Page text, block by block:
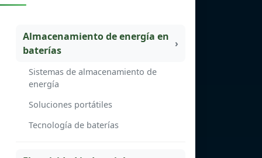
Almacenamiento de energía en
baterías
Sistemas de almacenamiento de
energía
Soluciones portátiles
Tecnología de baterías